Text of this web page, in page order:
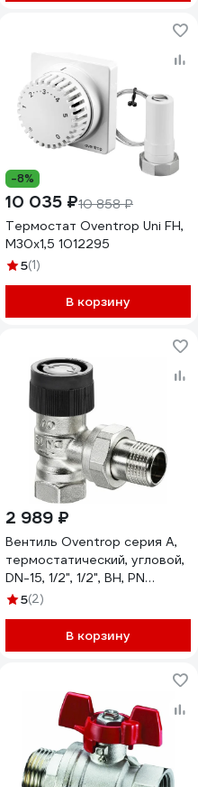
-8%
10 035 ₽10 858 ₽
Термостат Oventrop Uni FH,
M30x1,5 1012295
5(1)
В корзину
2 989 ₽
Вентиль Oventrop серия A,
термостатический, угловой,
DN-15, 1/2", 1/2", ВН, PN
1181004
5(2)
В корзину